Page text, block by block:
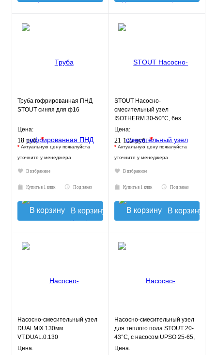
Труба гофрированная ПНД
STOUT синяя для ф16
Цена:
18 руб.*
* Актуальную цену пожалуйста
уточните у менеджера
В избранное
Купить в 1 клик Под заказ
В корзину
STOUT Насосно-
смесительный узел
ISOTHERM 30-50°C, без
насоса.
Цена:
21 135 руб.*
* Актуальную цену пожалуйста
уточните у менеджера
В избранное
Купить в 1 клик Под заказ
В корзину
Насосно-смесительный узел
DUALMIX 130мм
VT.DUAL.0.130
Цена:
Насосно-смесительный узел
для теплого пола STOUT 20-
43°C, с насосом UPSO 25-65,
130 mm
Цена: